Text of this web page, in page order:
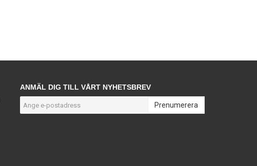
ANMÄL DIG TILL VÅRT NYHETSBREV
Prenumerera